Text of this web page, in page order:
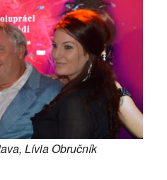
Lívia Obručník